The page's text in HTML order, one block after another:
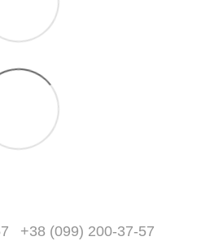
+38 (099) 200-37-57